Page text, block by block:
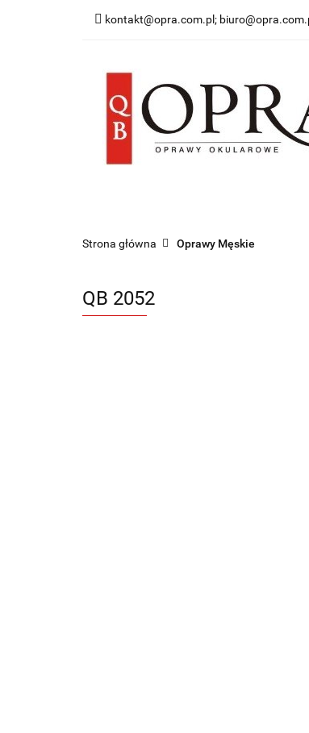
kontakt@opra.com.pl;
Wszystkie
Strona główna Oprawy Męskie
QB 2052